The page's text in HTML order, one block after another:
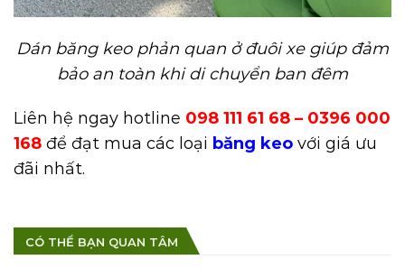
Dán băng keo phản quan ở đuôi xe giúp đảm
bảo an toàn khi di chuyển ban đêm
Liên hệ ngay hotline 098 111 61 68 – 0396 000
168 để đạt mua các loại băng keo với giá ưu
đãi nhất.
CÓ THỂ BẠN QUAN TÂM